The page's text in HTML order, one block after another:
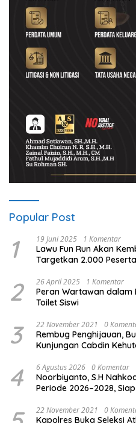
Popular Post
1 19 Juni 2025 1 Komentar
Lawu Fun Run Akan
Targetkan 2.000 Peserta
2 26 April 2025 1 Komentar
Peran Wartawan dalam
Toilet Siswi
3 22 November 2021 0
Rembug Penghijauan,
Kunjungan Cabdin
4 6 Agustus 2026 0 Komentar
Noorbiyanto, S.H
Periode 2026–2028,
22 November 2021 0
Kapolres Buka Seleksi